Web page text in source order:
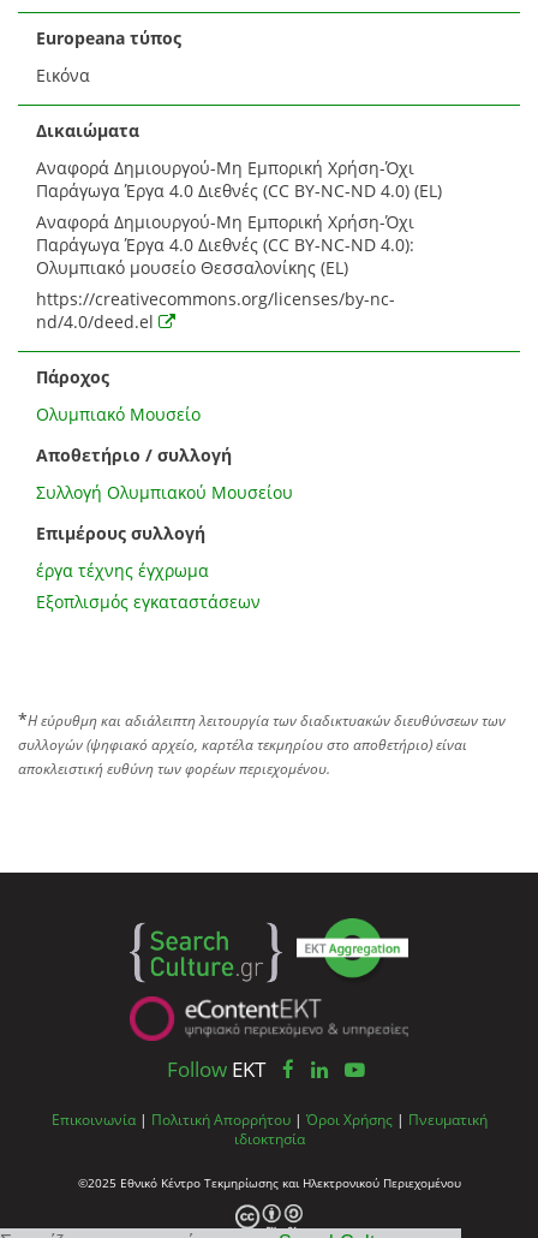
Europeana τύπος
Εικόνα
Δικαιώματα
Αναφορά Δημιουργού-Μη Εμπορική Χρήση-Όχι
Παράγωγα Έργα 4.0 Διεθνές (CC BY-NC-ND 4.0) (EL)
Αναφορά Δημιουργού-Μη Εμπορική Χρήση-Όχι
Παράγωγα Έργα 4.0 Διεθνές (CC BY-NC-ND 4.0):
Ολυμπιακό μουσείο Θεσσαλονίκης (EL)
https://creativecommons.org/licenses/by-nc-
nd/4.0/deed.el
Πάροχος
Ολυμπιακό Μουσείο
Αποθετήριο / συλλογή
Συλλογή Ολυμπιακού Μουσείου
Επιμέρους συλλογή
έργα τέχνης έγχρωμα
Εξοπλισμός εγκαταστάσεων
*Η εύρυθμη και αδιάλειπτη λειτουργία των διαδικτυακών διευθύνσεων των
συλλογών (ψηφιακό αρχείο, καρτέλα τεκμηρίου στο αποθετήριο) είναι
αποκλειστική ευθύνη των φορέων περιεχομένου.
Follow EKT
Επικοινωνία | Πολιτική Απορρήτου | Όροι Χρήσης | Πνευματική
ιδιοκτησία
©2025 Εθνικό Κέντρο Τεκμηρίωσης και Ηλεκτρονικού Περιεχομένου